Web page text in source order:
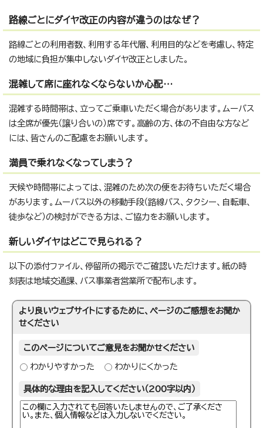
路線ごとにダイヤ改正の内容が違うのはなぜ？
路線ごとの利用者数、利用する年代層、利用目的などを考慮し、特定
の地域に負担が集中しないダイヤ改正としました。
混雑して席に座れなくならないか心配…
混雑する時間帯は、立ってご乗車いただく場合があります。ムーバス
は全席が優先（譲り合いの）席です。高齢の方、体の不自由な方など
には、皆さんのご配慮をお願いします。
満員で乗れなくなってしまう？
天候や時間帯によっては、混雑のため次の便をお待ちいただく場合
があります。ムーバス以外の移動手段（路線バス、タクシー、自転車、
徒歩など）の検討ができる方は、ご協力をお願いします。
新しいダイヤはどこで見られる？
以下の添付ファイル、停留所の掲示でご確認いただけます。紙の時
刻表は地域交通課、バス事業者営業所で配布します。
より良いウェブサイトにするために、ページのご感想をお聞か
せください
このページについてご意見をお聞かせください
わかりやすかった わかりにくかった
具体的な理由を記入してください（200字以内）